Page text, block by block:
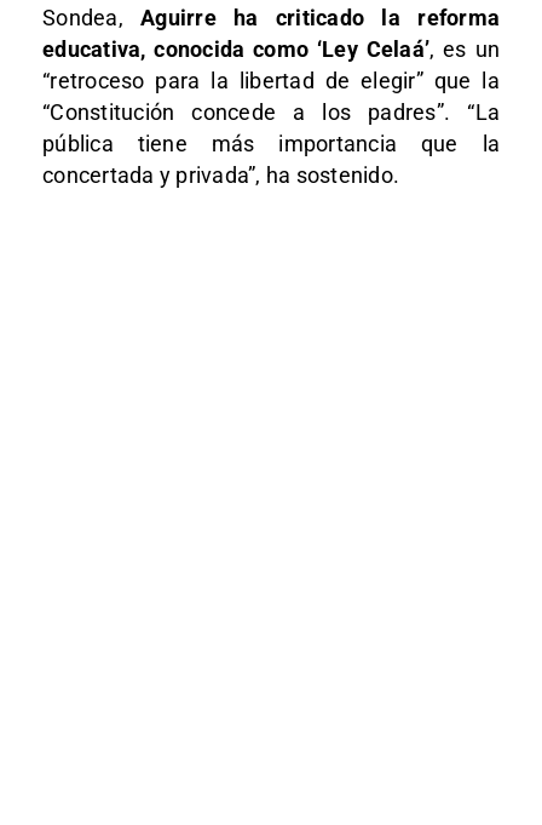
Sondea,Aguirre ha criticado la reforma
educativa, conocida como ‘Ley Celaá’, es un
“retroceso para la libertad de elegir” que la
“Constitución concede a los padres”. “La
pública tiene más importancia que la
concertada y privada”, ha sostenido.